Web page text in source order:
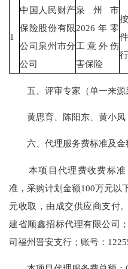
1
中国人民财产
保险股份有限
公司泉州市分
公司
泉州市
2026年零
工意外伤
害保险
行
五、评审专家（单一来源
黄思育、陈阳东、黄小凤
六、代理服务费标准及金
本项目代理费收费标准
准，采购计划金额100万元以
元收取，由成交供应商支付
建省顺鑫招标代理有限公司
司福州晋安支行；账号：